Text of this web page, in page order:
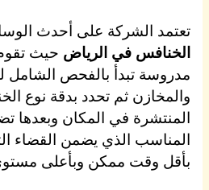
تعتمد الشركة على أحدث
الخنافس في الرياض حيث
مدروسة تبدأ بالفحص الشامل
والمخازن ثم تحدد بدقة نوع
المنتشرة في المكان وبعدها
المناسب الذي يضمن القضاء
بأقل وقت ممكن وبأعلى